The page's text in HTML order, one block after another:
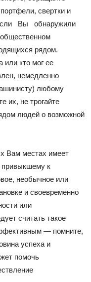
свертки и
Вы обнаружили
рядом.
или кто мог ее
немедленно
любому
их, не трогайте
людей о возможной
Вам местах имеет
привыкшему к
необычное или
и своевременно
или
считать такое
— помните,
успеха и
помочь